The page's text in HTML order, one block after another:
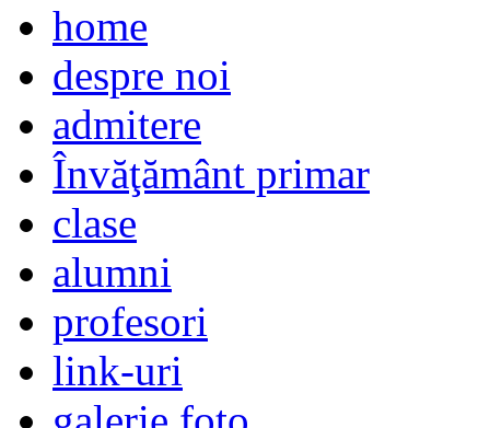
home
despre noi
admitere
Învăţământ primar
clase
alumni
profesori
link-uri